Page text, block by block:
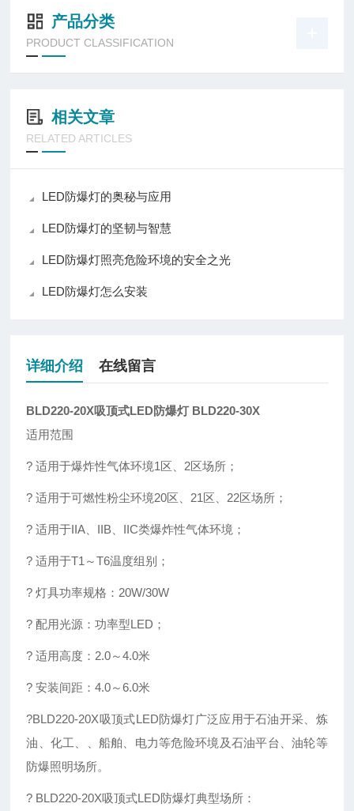
产品分类
PRODUCT CLASSIFICATION
相关文章
RELATED ARTICLES
LED防爆灯的奥秘与应用
LED防爆灯的坚韧与智慧
LED防爆灯照亮危险环境的安全之光
LED防爆灯怎么安装
详细介绍 在线留言
BLD220-20X吸顶式LED防爆灯 BLD220-30X
适用范围
? 适用于爆炸性气体环境1区、2区场所；
? 适用于可燃性粉尘环境20区、21区、22区场所；
? 适用于IIA、IIB、IIC类爆炸性气体环境；
? 适用于T1～T6温度组别；
? 灯具功率规格：20W/30W
? 配用光源：功率型LED；
? 适用高度：2.0～4.0米
? 安装间距：4.0～6.0米
?BLD220-20X吸顶式LED防爆灯广泛应用于石油开采、炼
油、化工、、船舶、电力等危险环境及石油平台、油轮等
防爆照明场所。
? BLD220-20X吸顶式LED防爆灯典型场所：